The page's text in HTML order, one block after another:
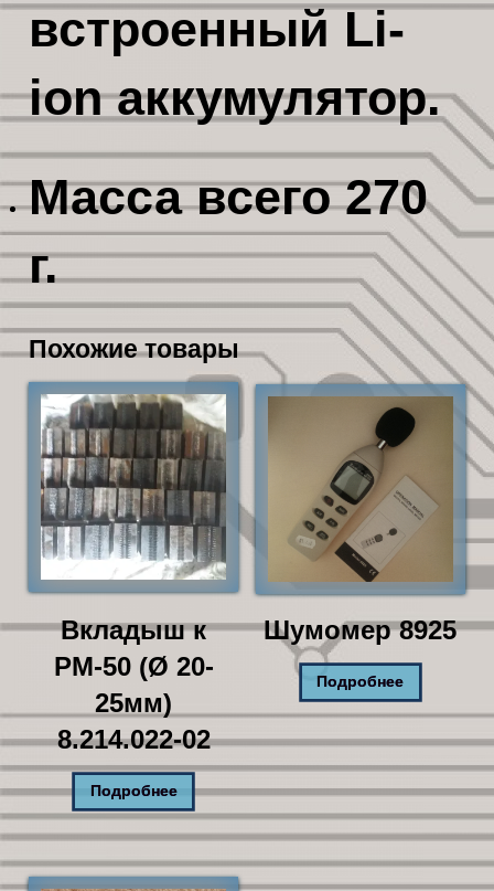
встроенный Li-
ion аккумулятор.
Масса всего 270
г.
Похожие товары
Вкладыш к
РМ-50 (Ø 20-
25мм)
8.214.022-02
Подробнее
Шумомер 8925
Подробнее